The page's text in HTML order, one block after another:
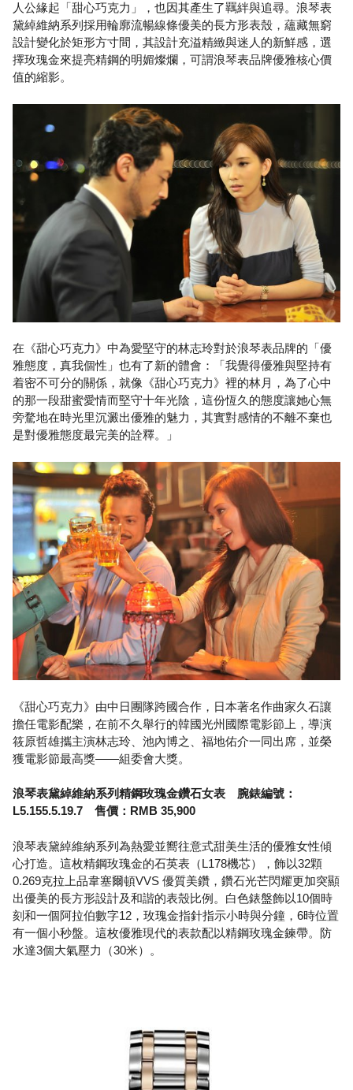
人公緣起「甜心巧克力」，也因其產生了羈絆與追尋。浪琴表
黛綽維納系列採用輪廓流暢線條優美的長方形表殼，蘊藏無窮
設計變化於矩形方寸間，其設計充溢精緻與迷人的新鮮感，選
擇玫瑰金來提亮精鋼的明媚燦爛，可謂浪琴表品牌優雅核心價
值的縮影。
在《甜心巧克力》中為愛堅守的林志玲對於浪琴表品牌的「優
雅態度，真我個性」也有了新的體會：「我覺得優雅與堅持有
着密不可分的關係，就像《甜心巧克力》裡的林月，為了心中
的那一段甜蜜愛情而堅守十年光陰，這份恆久的態度讓她心無
旁騖地在時光里沉澱出優雅的魅力，其實對感情的不離不棄也
是對優雅態度最完美的詮釋。」
《甜心巧克力》由中日團隊跨國合作，日本著名作曲家久石讓
擔任電影配樂，在前不久舉行的韓國光州國際電影節上，導演
筱原哲雄攜主演林志玲、池內博之、福地佑介一同出席，並榮
獲電影節最高獎——組委會大獎。
浪琴表黛綽維納系列精鋼玫瑰金鑽石女表 腕錶編號：
L5.155.5.19.7 售價：RMB 35,900
浪琴表黛綽維納系列為熱愛並嚮往意式甜美生活的優雅女性傾
心打造。這枚精鋼玫瑰金的石英表（L178機芯），飾以32顆
0.269克拉上品韋塞爾頓VVS 優質美鑽，鑽石光芒閃耀更加突顯
出優美的長方形設計及和諧的表殼比例。白色錶盤飾以10個時
刻和一個阿拉伯數字12，玫瑰金指針指示小時與分鐘，6時位置
有一個小秒盤。這枚優雅現代的表款配以精鋼玫瑰金鍊帶。防
水達3個大氣壓力（30米）。